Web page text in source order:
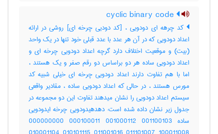
کد چرهه ای دودویی ، [کد دودیی چرخه ای] روشی در ارائه
اعداد دودویی که در آن هر عدد با عدد قبلی خود تنها در یک واحد
(بیت) و موقعیت اختلاف دارد گرچه اعداد دودویی چرخه ای و
اعداد دودویی ساده هر دو براساس دو رقم صفر و یک هستند ،
اما با هم تفاوت دارند اعداد دودویی چرخه ای خیلی شبیه کد
مورس هستند ، در حالی که اعداد دودویی ساده ، مقادیر واقعی
سیستم اعداد دودویی را نشان میدهند تفاوت این دو مجموعه در
جدول زیر نشان داده شده است: دهدهیدودویی چرخه ایدودویی
ساده ‎000000000 ‎000100011 ‎001000112 ‎001100103